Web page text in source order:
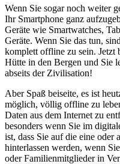
Wenn Sie sogar noch weiter
Ihr Smartphone ganz
Geräte wie Smartwatches,
Geräte. Wenn Sie das tun,
komplett offline zu sein. Jetzt
Hütte in den Bergen und Sie
abseits der Zivilisation!
Aber Spaß beiseite, es ist
möglich, völlig offline zu
Daten aus dem Internet zu
besonders wenn Sie im
ist, dass Sie auf die eine oder
hinterlassen werden, wenn
oder Familienmitglieder in